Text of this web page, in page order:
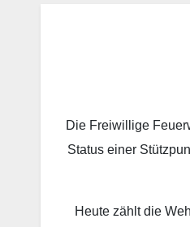
Die Freiwillige
Status einer
Heute zählt die